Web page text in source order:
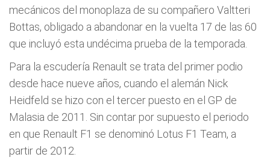
mecánicos del monoplaza de su compañero Valtteri
Bottas, obligado a abandonar en la vuelta 17 de las 60
que incluyó esta undécima prueba de la temporada.
Para la escudería Renault se trata del primer podio
desde hace nueve años, cuando el alemán Nick
Heidfeld se hizo con el tercer puesto en el GP de
Malasia de 2011. Sin contar por supuesto el periodo
en que Renault F1 se denominó Lotus F1 Team, a
partir de 2012.